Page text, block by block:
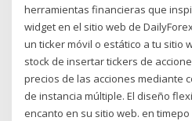
herramientas financieras que
widget en el sitio web de
un ticker móvil o estático a tu sitio
stock de insertar tickers de
precios de las acciones mediante
de instancia múltiple. El diseño
encanto en su sitio web. en